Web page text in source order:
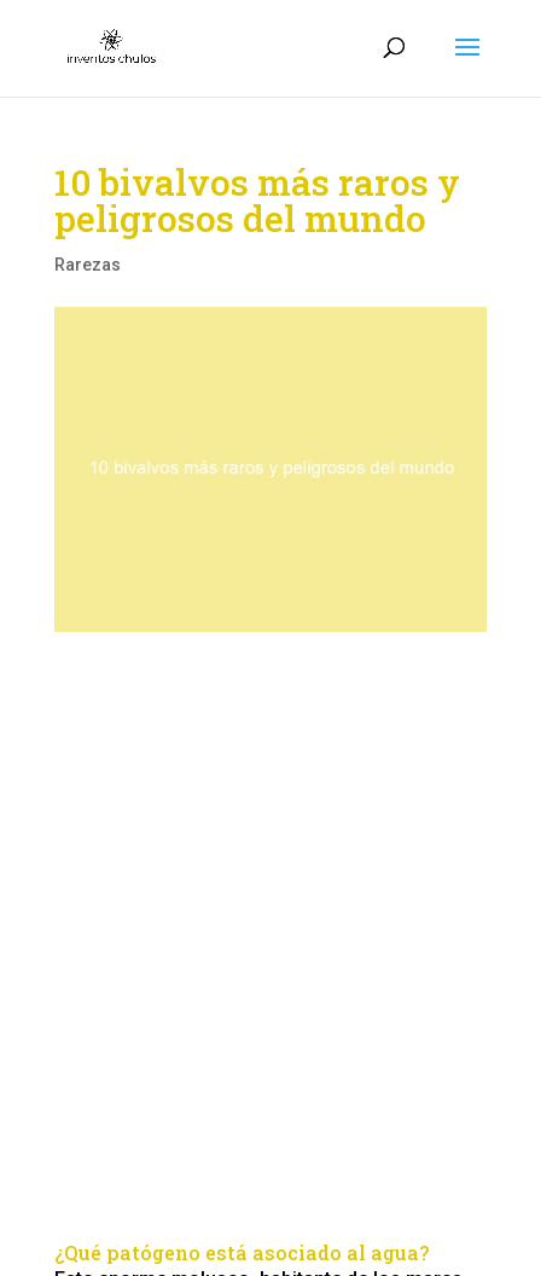
10 bivalvos más raros y
peligrosos del mundo
Rarezas
¿Qué patógeno está asociado al agua?